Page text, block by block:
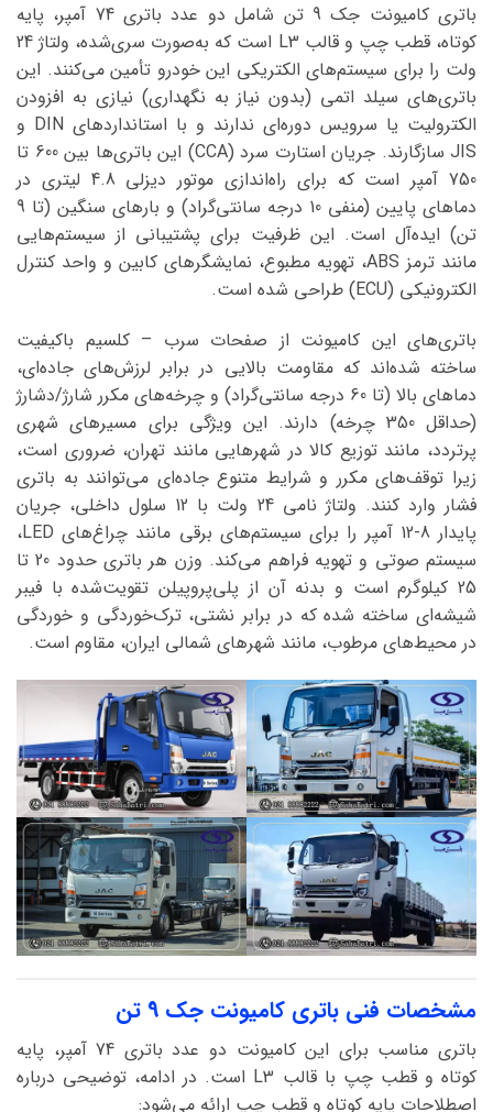
باتری کامیونت جک 9 تن شامل دو عدد باتری 74 آمپر، پایه
کوتاه، قطب چپ و قالب L3 است که به‌صورت سری‌شده، ولتاژ 24
ولت را برای سیستم‌های الکتریکی این خودرو تأمین می‌کنند. این
باتری‌های سیلد اتمی (بدون نیاز به نگهداری) نیازی به افزودن
الکترولیت یا سرویس دوره‌ای ندارند و با استانداردهای DIN و
JIS سازگارند. جریان استارت سرد (CCA) این باتری‌ها بین 600 تا
750 آمپر است که برای راه‌اندازی موتور دیزلی 4.8 لیتری در
دماهای پایین (منفی 10 درجه سانتی‌گراد) و بارهای سنگین (تا 9
تن) ایده‌آل است. این ظرفیت برای پشتیبانی از سیستم‌هایی
مانند ترمز ABS، تهویه مطبوع، نمایشگرهای کابین و واحد کنترل
الکترونیکی (ECU) طراحی شده است.
باتری‌های این کامیونت از صفحات سرب – کلسیم باکیفیت
ساخته شده‌اند که مقاومت بالایی در برابر لرزش‌های جاده‌ای،
دماهای بالا (تا 60 درجه سانتی‌گراد) و چرخه‌های مکرر شارژ/دشارژ
(حداقل 350 چرخه) دارند. این ویژگی برای مسیرهای شهری
پرتردد، مانند توزیع کالا در شهرهایی مانند تهران، ضروری است،
زیرا توقف‌های مکرر و شرایط متنوع جاده‌ای می‌توانند به باتری
فشار وارد کنند. ولتاژ نامی 24 ولت با 12 سلول داخلی، جریان
پایدار 8-12 آمپر را برای سیستم‌های برقی مانند چراغ‌های LED،
سیستم صوتی و تهویه فراهم می‌کند. وزن هر باتری حدود 20 تا
25 کیلوگرم است و بدنه آن از پلی‌پروپیلن تقویت‌شده با فیبر
شیشه‌ای ساخته شده که در برابر نشتی، ترک‌خوردگی و خوردگی
در محیط‌های مرطوب، مانند شهرهای شمالی ایران، مقاوم است.
مشخصات فنی باتری کامیونت جک 9 تن
باتری مناسب برای این کامیونت دو عدد باتری 74 آمپر، پایه
کوتاه و قطب چپ با قالب L3 است. در ادامه، توضیحی درباره
اصطلاحات پایه کوتاه و قطب چپ ارائه می‌شود: